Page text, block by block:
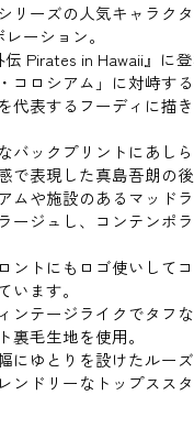
リーズの人気キャラク
ーション。
伝 Pirates in Hawaii』に
コロシアム」に対峙す
代表するフーディに描
バックプリントにあし
で表現した真島吾朗の後
ムや施設のあるマッド
ージュし、コンテンポ
ントにもロゴ使いして
います。
ンテージライクでタフな
裏毛生地を使用。
にゆとりを設けたルー
ンドリーなトップスス